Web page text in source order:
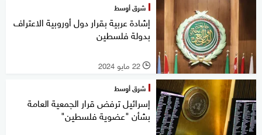
شرق أوسط
إشادة عربية بقرار دول أوروبية الاعتراف
بدولة فلسطين
l 22 مايو 2024
شرق أوسط
إسرائيل ترفض قرار الجمعية العامة
بشأن "عضوية فلسطين"